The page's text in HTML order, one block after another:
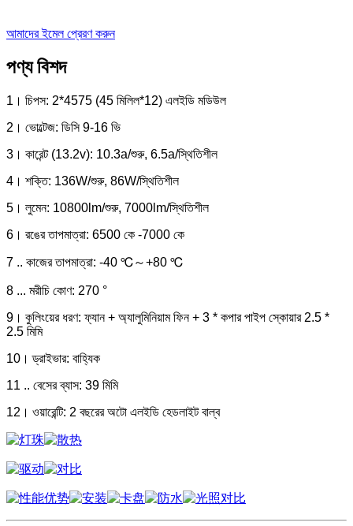
আমাদের ইমেল প্রেরণ করুন
পণ্য বিশদ
1। চিপস: 2*4575 (45 মিলিল*12) এলইডি মডিউল
2। ভোল্টেজ: ডিসি 9-16 ভি
3। কারেন্ট (13.2v): 10.3a/শুরু, 6.5a/স্থিতিশীল
4। শক্তি: 136W/শুরু, 86W/স্থিতিশীল
5। লুমেন: 10800lm/শুরু, 7000lm/স্থিতিশীল
6। রঙের তাপমাত্রা: 6500 কে -7000 কে
7 .. কাজের তাপমাত্রা: -40 ℃～+80 ℃
8 ... মরীচি কোণ: 270 °
9। কুলিংয়ের ধরণ: ফ্যান + অ্যালুমিনিয়াম ফিন + 3 * কপার পাইপ স্কোয়ার 2.5 *
2.5 মিমি
10। ড্রাইভার: বাহ্যিক
11 .. বেসের ব্যাস: 39 মিমি
12। ওয়ারেন্টি: 2 বছরের অটো এলইডি হেডলাইট বাল্ব